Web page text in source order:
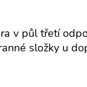
v půl třetí
složky u